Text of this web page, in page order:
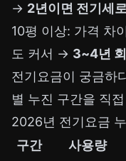
→ 2년이면 전기세
10평 이상: 가격 차
도 커서 → 3~4년
전기요금이 궁금하
별 누진 구간을 직
2026년 전기요금
구간
사용량